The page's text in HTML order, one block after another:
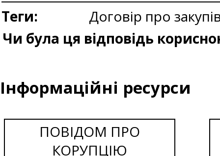
Теги:
Договір про
Чи була ця відповідь
Інформаційні ресурси
ПОВІДОМ ПРО
КОРУПЦІЮ